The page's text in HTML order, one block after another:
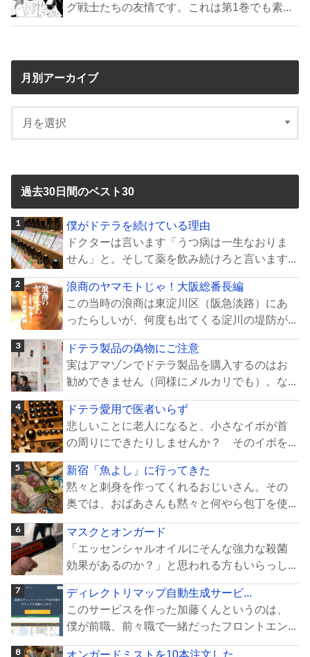
グ戦士たちの友情です。これは第1巻でも素...
月別アーカイブ
過去30日間のベスト30
僕がドテラを続けている理由
ドクターは言います「うつ病は一生なおりま
せん」と。そして薬を飲み続けろと言います...
浪商のヤマモトじゃ！大阪総番長編
この当時の浪商は東淀川区（阪急淡路）にあ
ったらしいが、何度も出てくる淀川の堤防が...
ドテラ製品の偽物にご注意
実はアマゾンでドテラ製品を購入するのはお
勧めできません（同様にメルカリでも）。な...
ドテラ愛用で医者いらず
悲しいことに老人になると、小さなイボが首
の周りにできたりしませんか？ そのイボを...
新宿「魚よし」に行ってきた
黙々と刺身を作ってくれるおじいさん。その
奥では、おばあさんも黙々と何やら包丁を使...
マスクとオンガード
「エッセンシャルオイルにそんな強力な殺菌
効果があるのか？」と思われる方もいらっし...
ディレクトリマップ自動生成サービ...
このサービスを作った加藤くんというのは、
僕が前職、前々職で一緒だったフロントエン...
オンガードミストを10本注文した